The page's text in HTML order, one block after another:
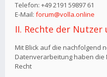
Telefon: +49 2191 59897 61
E-Mail: forum@volla.online
II. Rechte der
Mit Blick auf die nachfolgend
Datenverarbeitung haben
Recht